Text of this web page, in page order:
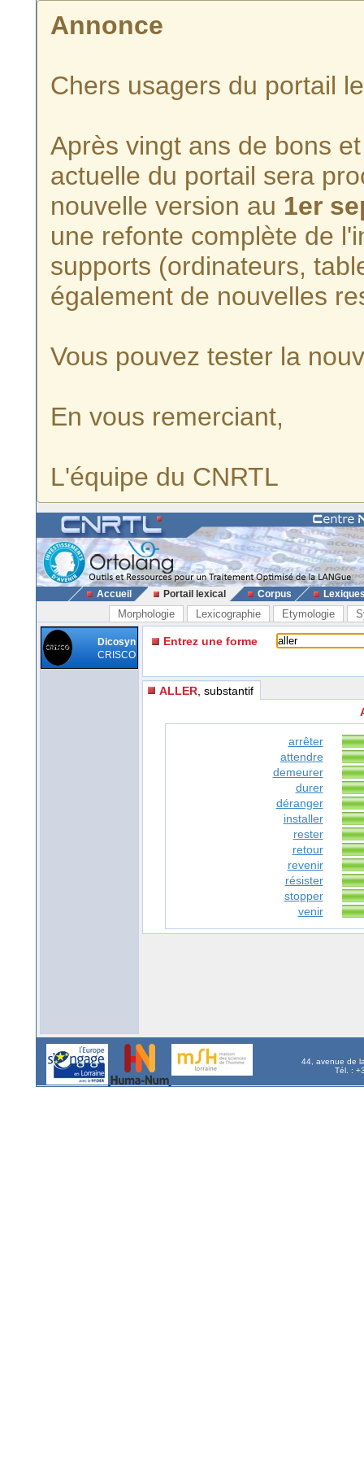
Annonce
Chers usagers du portail
Après vingt ans de bons
actuelle du portail sera
nouvelle version au 1er
une refonte complète de
supports (ordinateurs,
également de nouvelles
Vous pouvez tester la
En vous remerciant,
L'équipe du CNRTL
Accueil Portail lexical Corpus
Morphologie Lexicographie Etymologie
Dicosyn
CRISCO
Entrez une forme
ALLER , substantif
arrêter
attendre
demeurer
durer
déranger
installer
rester
retour
revenir
résister
stopper
venir
44, avenue de
Tél. :